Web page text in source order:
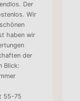
Der
Wir
haben wir
der
Blick:
55-75